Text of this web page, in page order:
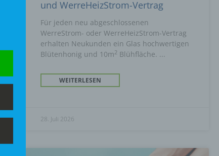
und WerreHeizStrom-Vertrag
Für jeden neu abgeschlossenen
WerreStrom- oder WerreHeizStrom-Vertrag
erhalten Neukunden ein Glas hochwertigen
Blütenhonig und 10m2Blühfläche.
WEITERLESEN
28. Juli 2026